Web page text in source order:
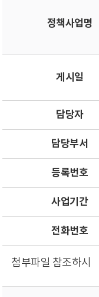
정책사업명
게시일
담당자
담당부서
등록번호
사업기간
전화번호
첨부파일 참조하시